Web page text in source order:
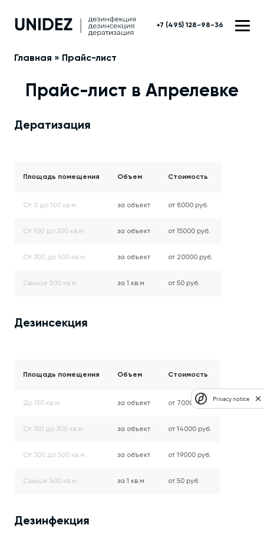
+7 (495) 128-98-36
Главная » Прайс-лист
Прайс-лист в Апрелевке
Дератизация
Площадь помещения Объем Стоимость
От 0 до 100 кв.м. за объект от 8000 руб.
От 100 до 300 кв.м. за объект от 15000 руб.
От 300 до 500 кв.м. за объект от 20000 руб.
Свыше 500 кв.м. за 1 кв.м. от 50 руб.
Дезинсекция
Площадь помещения Объем Стоимость
До 150 кв.м. за объект от 7000 руб.
От 150 до 300 кв.м. за объект от 14000 руб.
От 300 до 500 кв.м. за объект от 19000 руб.
Свыше 500 кв.м. за 1 кв.м. от 50 руб.
Дезинфекция
Privacy notice